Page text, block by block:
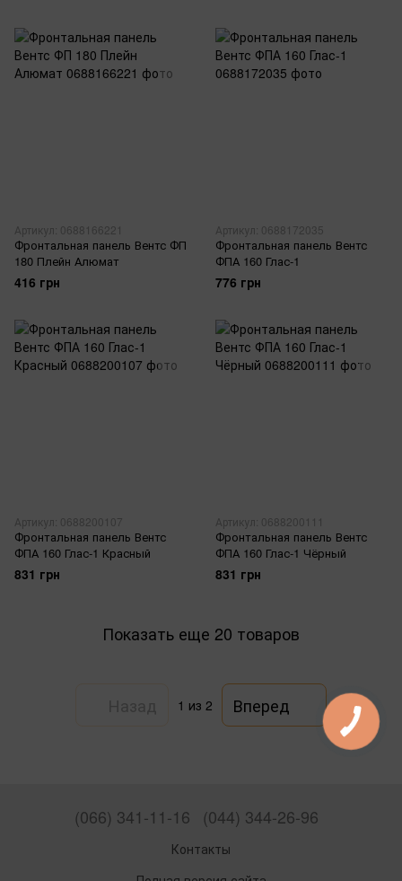
Артикул: 0688166221
Фронтальная панель Вентс ФП
180 Плейн Алюмат
416 грн
Артикул: 0688172035
Фронтальная панель Вентс
ФПА 160 Глас-1
776 грн
Артикул: 0688200107
Фронтальная панель Вентс
ФПА 160 Глас-1 Красный
831 грн
Артикул: 0688200111
Фронтальная панель Вентс
ФПА 160 Глас-1 Чёрный
831 грн
Показать еще 20 товаров
1 из 2 Вперед
(066) 341-11-16 (044) 344-26-96
Контакты